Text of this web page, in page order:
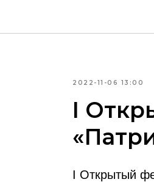
2022-11-06 13:00
I
I Открытый